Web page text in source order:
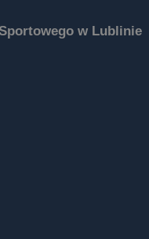
w Lublinie